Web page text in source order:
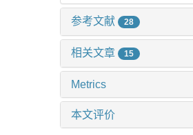
参考文献 28
相关文章 15
Metrics
本文评价